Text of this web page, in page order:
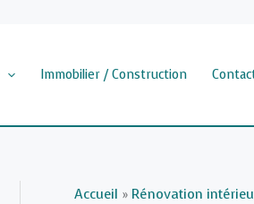
Immobilier / Construction
Accueil » Rénovation